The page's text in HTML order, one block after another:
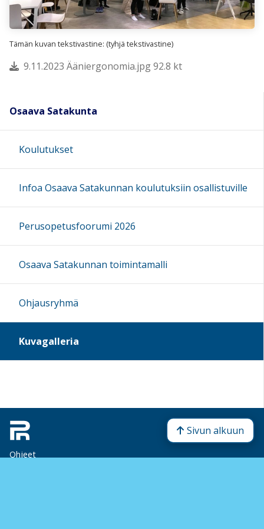
Tämän kuvan tekstivastine: (tyhjä tekstivastine)
9.11.2023 Ääniergonomia.jpg 92.8 kt
Osaava Satakunta
Koulutukset
Infoa Osaava Satakunnan koulutuksiin osallistuville
Perusopetusfoorumi 2026
Osaava Satakunnan toimintamalli
Ohjausryhmä
Kuvagalleria
Ohjeet
Sivun alkuun